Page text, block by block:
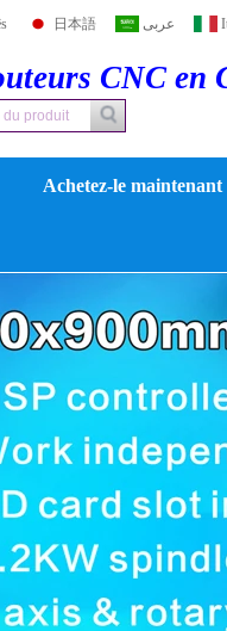
日本語 عربى
CNC en
Achetez-le maintenant